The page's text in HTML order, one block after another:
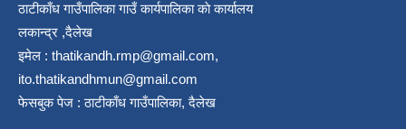
ठाटीकाँध गाउँपालिका गाउँ कार्यपालिका काे कार्यालय
लकान्द्र ,दैलेख
इमेल : thatikandh.rmp@gmail.com,
ito.thatikandhmun@gmail.com
फेसबुक पेज : ठाटीकाँध गाउँपालिका, दैलेख